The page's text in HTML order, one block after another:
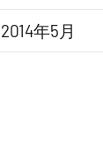
2014年5月